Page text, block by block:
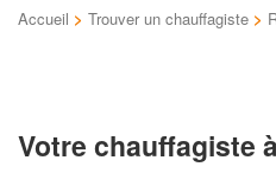
Accueil > Trouver un chauffagiste >
Votre chauffagiste